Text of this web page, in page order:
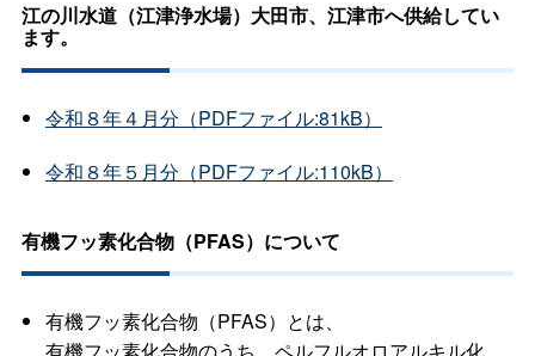
江の川水道（江津浄水場）大田市、江津市へ供給してい
ます。
令和８年４月分（PDFファイル:81kB）
令和８年５月分（PDFファイル:110kB）
有機フッ素化合物（PFAS）について
有機フッ素化合物（PFAS）とは、